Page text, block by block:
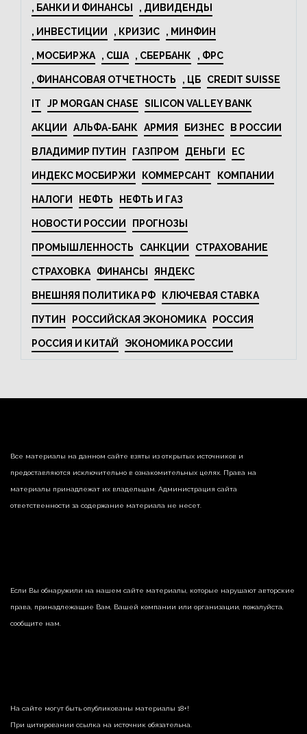
, БАНКИ И ФИНАНСЫ , ДИВИДЕНДЫ
, ИНВЕСТИЦИИ , КРИЗИС , МИНФИН
, МОСБИРЖА , США , СБЕРБАНК , ФРС
, ФИНАНСОВАЯ ОТЧЕТНОСТЬ , ЦБ CREDIT SUISSE
IT JP MORGAN CHASE SILICON VALLEY BANK
АКЦИИ АЛЬФА-БАНК АРМИЯ БИЗНЕС В РОССИИ
ВЛАДИМИР ПУТИН ГАЗПРОМ ДЕНЬГИ ЕС
ИНДЕКС МОСБИРЖИ КОММЕРСАНТ КОМПАНИИ
НАЛОГИ НЕФТЬ НЕФТЬ И ГАЗ
НОВОСТИ РОССИИ ПРОГНОЗЫ
ПРОМЫШЛЕННОСТЬ САНКЦИИ СТРАХОВАНИЕ
СТРАХОВКА ФИНАНСЫ ЯНДЕКС
ВНЕШНЯЯ ПОЛИТИКА РФ КЛЮЧЕВАЯ СТАВКА
ПУТИН РОССИЙСКАЯ ЭКОНОМИКА РОССИЯ
РОССИЯ И КИТАЙ ЭКОНОМИКА РОССИИ
Все материалы на данном сайте взяты из открытых источников и
предоставляются исключительно в ознакомительных целях. Права на
материалы принадлежат их владельцам. Администрация сайта
ответственности за содержание материала не несет.
Если Вы обнаружили на нашем сайте материалы, которые нарушают авторские
права, принадлежащие Вам, Вашей компании или организации, пожалуйста,
сообщите нам.
На сайте могут быть опубликованы материалы 18+!
При цитировании ссылка на источник обязательна.